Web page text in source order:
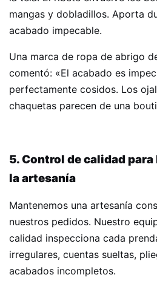
mangas y dobladillos. Aporta
acabado impecable.
Una marca de ropa de abrigo
comentó: «El acabado es
perfectamente cosidos. Los
chaquetas parecen de una
5. Control de calidad
la artesanía
Mantenemos una artesanía
nuestros pedidos. Nuestro
calidad inspecciona cada
irregulares, cuentas sueltas,
acabados incompletos.